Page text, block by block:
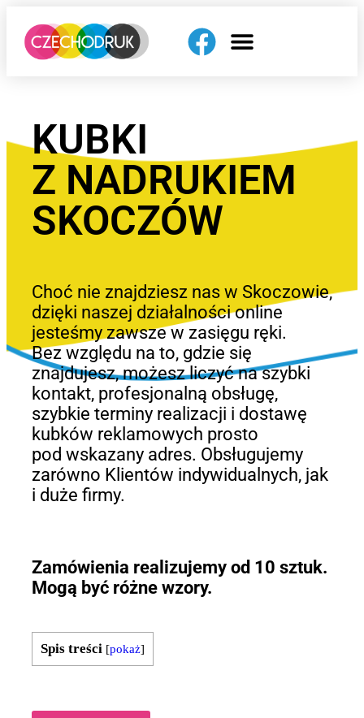
KUBKI
Z NADRUKIEM
SKOCZÓW
Choć nie znajdziesz nas w Skoczowie,
dzięki naszej działalności online
jesteśmy zawsze w zasięgu ręki.
Bez względu na to, gdzie się
znajdujesz, możesz liczyć na szybki
kontakt, profesjonalną obsługę,
szybkie terminy realizacji i dostawę
kubków reklamowych prosto
pod wskazany adres. Obsługujemy
zarówno Klientów indywidualnych, jak
i duże firmy.
Zamówienia realizujemy od 10 sztuk.
Mogą być różne wzory.
Spis treści [pokaż]